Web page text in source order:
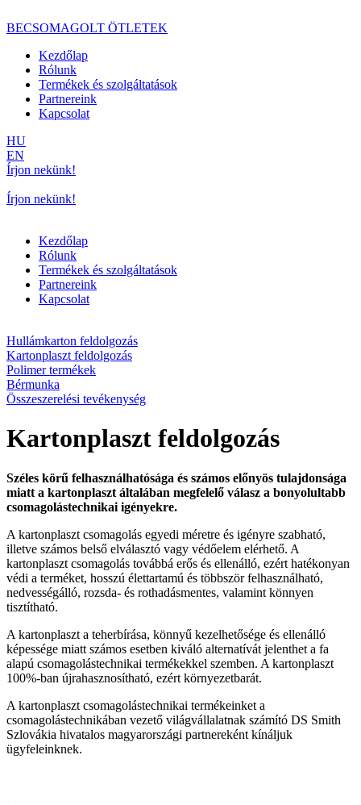
BECSOMAGOLT ÖTLETEK
Kezdőlap
Rólunk
Termékek és szolgáltatások
Partnereink
Kapcsolat
HU
EN
Írjon nekünk!
Írjon nekünk!
Kezdőlap
Rólunk
Termékek és szolgáltatások
Partnereink
Kapcsolat
Hullámkarton feldolgozás
Kartonplaszt feldolgozás
Polimer termékek
Bérmunka
Összeszerelési tevékenység
Kartonplaszt feldolgozás
Széles körű felhasználhatósága és számos előnyös tulajdonsága
miatt a kartonplaszt általában megfelelő válasz a bonyolultabb
csomagolástechnikai igényekre.
A kartonplaszt csomagolás egyedi méretre és igényre szabható,
illetve számos belső elválasztó vagy védőelem elérhető. A
kartonplaszt csomagolás továbbá erős és ellenálló, ezért hatékonyan
védi a terméket, hosszú élettartamú és többször felhasználható,
nedvességálló, rozsda- és rothadásmentes, valamint könnyen
tisztítható.
A kartonplaszt a teherbírása, könnyű kezelhetősége és ellenálló
képessége miatt számos esetben kiváló alternatívát jelenthet a fa
alapú csomagolástechnikai termékekkel szemben. A kartonplaszt
100%-ban újrahasznosítható, ezért környezetbarát.
A kartonplaszt csomagolástechnikai termékeinket a
csomagolástechnikában vezető világvállalatnak számító DS Smith
Szlovákia hivatalos magyarországi partnereként kínáljuk
ügyfeleinknek.